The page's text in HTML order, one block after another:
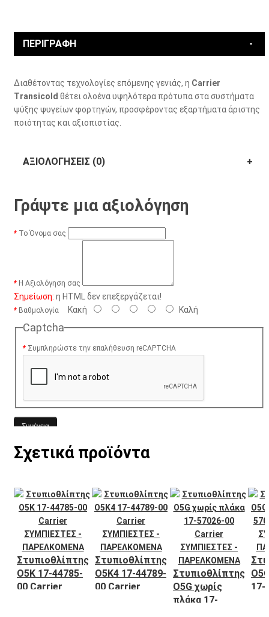
ΠΕΡΙΓΡΑΦΉ
Διαθέτοντας τεχνολογίες επόμενης γενιάς, η Carrier
Transicold θέτει ολοένα υψηλότερα πρότυπα στα συστήματα
ψύξης ψυγείων φορτηγών, προσφέροντας εξαρτήματα άριστης
ποιότητας και αξιοπιστίας.
ΑΞΙΟΛΟΓΉΣΕΙΣ (0)
Γράψτε μια αξιολόγηση
Το Όνομα σας
Η Αξιολόγηση σας
Σημείωση: η HTML δεν επεξεργάζεται!
Βαθμολογία Κακή Καλή
Captcha
Συμπληρώστε την επαλήθευση reCAPTCHA
Συνέχεια
Σχετικά προϊόντα
Στυπιοθλίπτης
Ο5Κ 17-44785-
00 Carrier
Στυπιοθλίπτης
Ο5Κ4 17-44789-
00 Carrier
Στυπιοθλίπτης
Ο5G χωρίς
πλάκα 17-
17-